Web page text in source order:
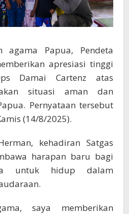
Papua, Pendeta
apresiasi tinggi
Damai Cartenz atas
situasi aman dan
Pernyataan tersebut
(14/8/2025).
kehadiran Satgas
harapan baru bagi
untuk hidup dalam
saya memberikan